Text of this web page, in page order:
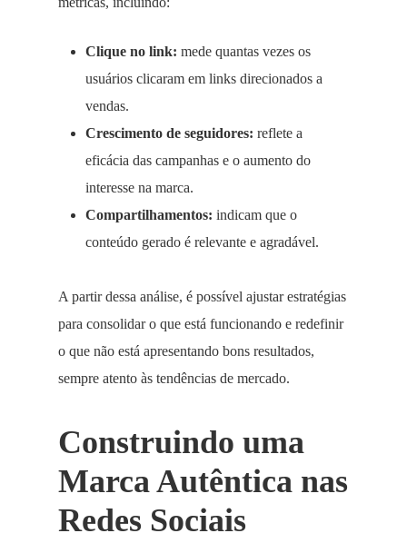
Clique no link: mede quantas vezes os
usuários clicaram em links direcionados a
vendas.
Crescimento de seguidores: reflete a
eficácia das campanhas e o aumento do
interesse na marca.
Compartilhamentos: indicam que o
conteúdo gerado é relevante e agradável.
A partir dessa análise, é possível ajustar estratégias
para consolidar o que está funcionando e redefinir
o que não está apresentando bons resultados,
sempre atento às tendências de mercado.
Construindo uma
Marca Autêntica nas
Redes Sociais